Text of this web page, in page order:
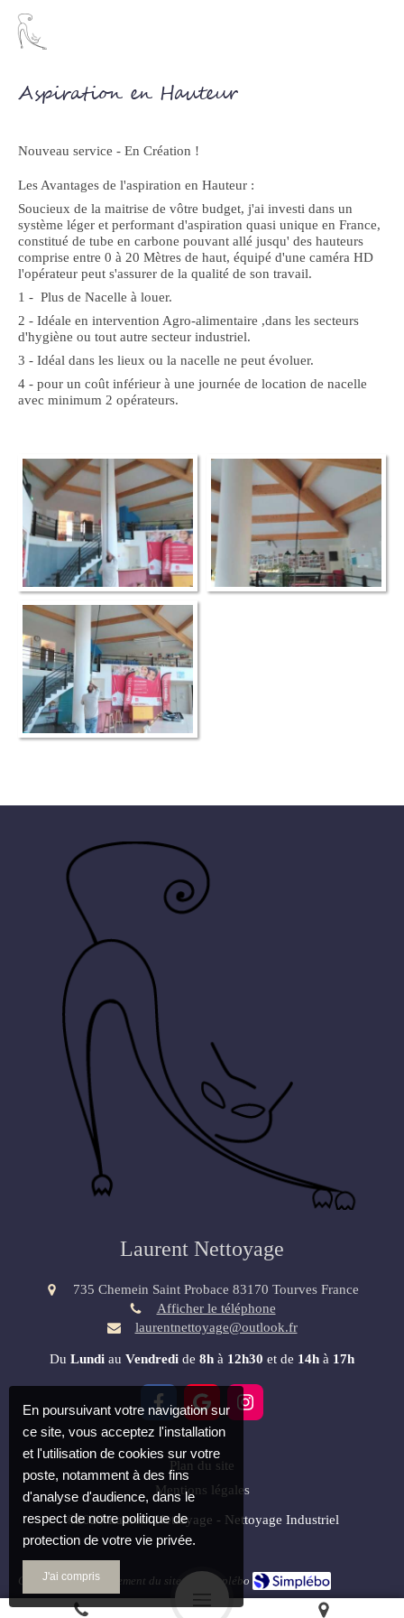
Aspiration en Hauteur
Nouveau service - En Création !
Les Avantages de l'aspiration en Hauteur :
Soucieux de la maitrise de vôtre budget, j'ai investi dans un
système léger et performant d'aspiration quasi unique en France,
constitué de tube en carbone pouvant allé jusqu' des hauteurs
comprise entre 0 à 20 Mètres de haut, équipé d'une caméra HD
l'opérateur peut s'assurer de la qualité de son travail.
1 - Plus de Nacelle à louer.
2 - Idéale en intervention Agro-alimentaire ,dans les secteurs
d'hygiène ou tout autre secteur industriel.
3 - Idéal dans les lieux ou la nacelle ne peut évoluer.
4 - pour un coût inférieur à une journée de location de nacelle
avec minimum 2 opérateurs.
Laurent Nettoyage
735 Chemein Saint Probace 83170 Tourves France
Afficher le téléphone
laurentnettoyage@outlook.fr
Du Lundi au Vendredi de 8h à 12h30 et de 14h à 17h
Plan du site
Mentions légales
©2020 Laurent Nettoyage - Nettoyage Industriel
Création et référencement du site par Simplébo
En poursuivant votre navigation sur
ce site, vous acceptez l'installation
et l'utilisation de cookies sur votre
poste, notamment à des fins
d'analyse d'audience, dans le
respect de notre politique de
protection de votre vie privée.
J'ai compris